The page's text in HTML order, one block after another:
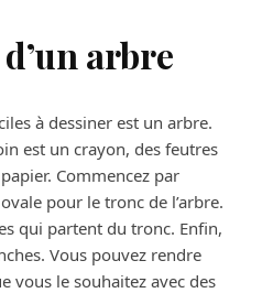
arbre
à dessiner est un arbre.
est un crayon, des feutres
Commencez par
pour le tronc de l’arbre.
qui partent du tronc. Enfin,
Vous pouvez rendre
vous le souhaitez avec des